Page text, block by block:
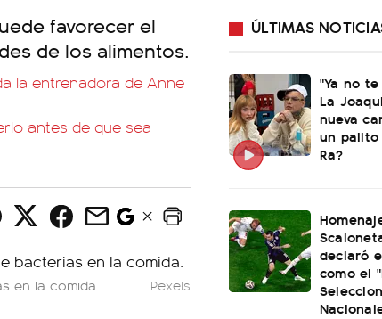
favorecer el
de los alimentos.
la entrenadora de Anne
antes de que sea
en la comida. Pexels
ÚLTIMAS
"Ya no
La
nueva
un palito
Ra?
declaró
como el